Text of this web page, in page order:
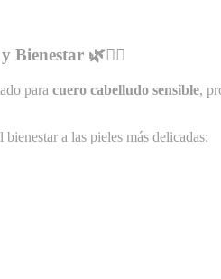
Bienestar 🌿💆‍♀️
para cuero cabelludo sensible,
a las pieles más delicadas: